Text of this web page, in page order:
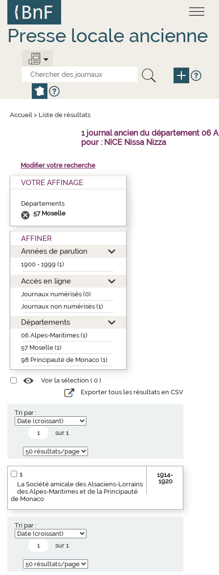
contenu
principal
Presse locale ancienne
Accueil > Liste de résultats
1 journal ancien du département 06
pour : NICE Nissa Nizza
Modifier votre recherche
VOTRE AFFINAGE
Départements
57 Moselle
AFFINER
Années de parution
1900 - 1999 (1)
Accès en ligne
Journaux numérisés (0)
Journaux non numérisés (1)
Départements
06 Alpes-Maritimes (1)
57 Moselle (1)
98 Principauté de Monaco (1)
Voir la sélection ( 0 )
Exporter tous les résultats en CSV
Tri par :
sur 1
1
La Société amicale des Alsaciens-Lorrains
des Alpes-Maritimes et de la Principauté
de Monaco
1914-
1920
Tri par :
sur 1
Panneau de gestion des cookies